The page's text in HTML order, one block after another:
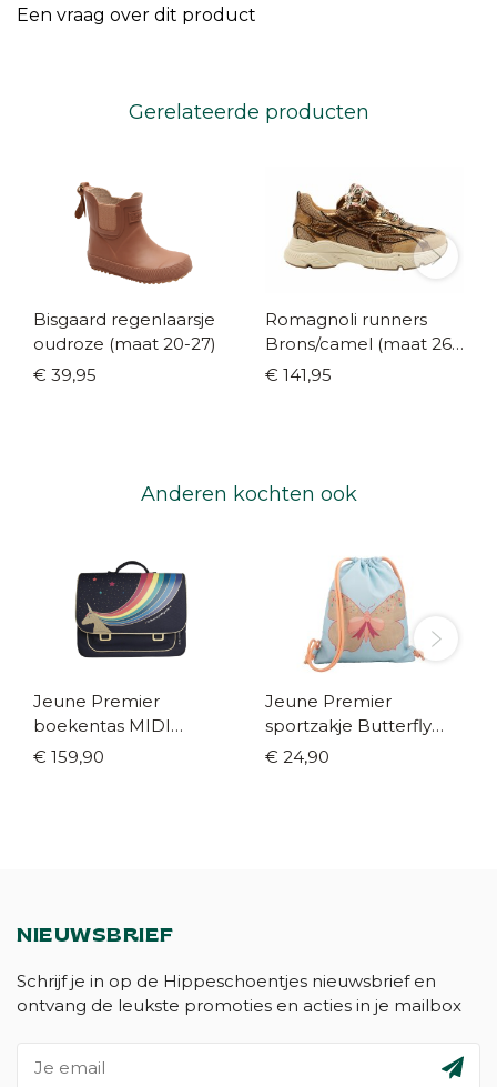
Een vraag over dit product
Gerelateerde producten
Bisgaard regenlaarsje
oudroze (maat 20-27)
€ 39,95
Romagnoli runners
Brons/camel (maat 26-
40)
€ 141,95
Anderen kochten ook
Jeune Premier
boekentas MIDI
Unicorn gold
€ 159,90
Jeune Premier
sportzakje Butterfly
gold
€ 24,90
NIEUWSBRIEF
Schrijf je in op de Hippeschoentjes nieuwsbrief en
ontvang de leukste promoties en acties in je mailbox